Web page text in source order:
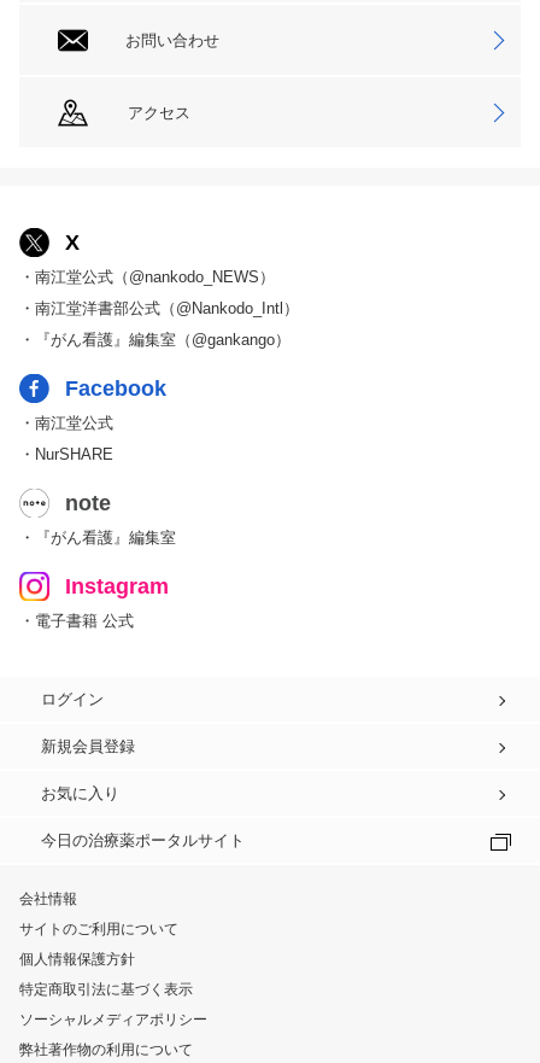
お問い合わせ
アクセス
X
・南江堂公式（@nankodo_NEWS）
・南江堂洋書部公式（@Nankodo_Intl）
・『がん看護』編集室（@gankango）
Facebook
・南江堂公式
・NurSHARE
note
・『がん看護』編集室
Instagram
・電子書籍 公式
ログイン
新規会員登録
お気に入り
今日の治療薬ポータルサイト
会社情報
サイトのご利用について
個人情報保護方針
特定商取引法に基づく表示
ソーシャルメディアポリシー
弊社著作物の利用について